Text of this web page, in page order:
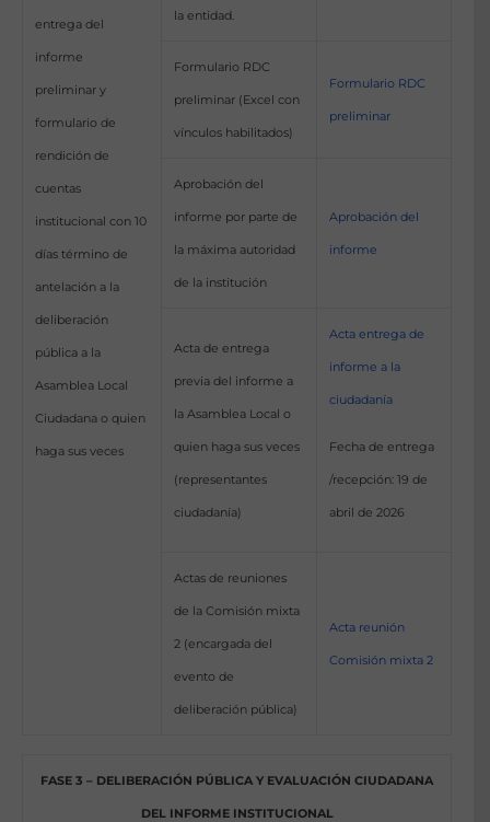
entrega del
informe
preliminar y
formulario de
rendición de
cuentas
institucional con 10
días término de
antelación a la
deliberación
pública a la
Asamblea Local
Ciudadana o quien
haga sus veces
la entidad.
Formulario RDC
preliminar (Excel con
vínculos habilitados)
Formulario RDC
preliminar
Aprobación del
informe por parte de
la máxima autoridad
de la institución
Aprobación del
informe
Acta de entrega
previa del informe a
la Asamblea Local o
quien haga sus veces
(representantes
ciudadanía)
Acta entrega de
informe a la
ciudadanía
Fecha de entrega
/recepción: 19 de
abril de 2026
Actas de reuniones
de la Comisión mixta
2 (encargada del
evento de
deliberación pública)
Acta reunión
Comisión mixta 2
FASE 3 – DELIBERACIÓN PÚBLICA Y EVALUACIÓN CIUDADANA
DEL INFORME INSTITUCIONAL